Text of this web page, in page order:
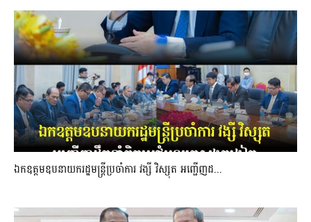
ឯកឧត្តមឧបនាយករដ្ឋមន្រ្តីប្រចាំការ វង្សី វិស្សុត អញ្ជើញដ...